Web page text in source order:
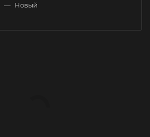
— Новый